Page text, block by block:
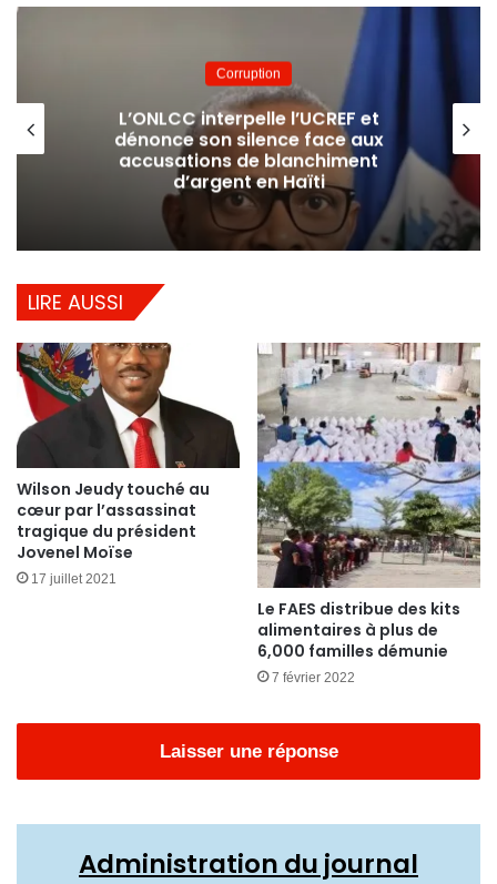
Corruption
L’ONLCC interpelle l’UCREF et
dénonce son silence face aux
accusations de blanchiment
d’argent en Haïti
LIRE AUSSI
Wilson Jeudy touché au
cœur par l’assassinat
tragique du président
Jovenel Moïse
17 juillet 2021
Le FAES distribue des kits
alimentaires à plus de
6,000 familles démunie
7 février 2022
Laisser une réponse
Administration du journal